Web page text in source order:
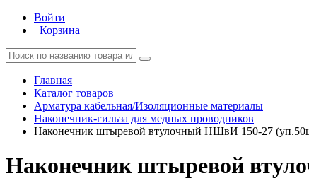
Войти
Корзина
Главная
Каталог товаров
Арматура кабельная/Изоляционные материалы
Наконечник-гильза для медных проводников
Наконечник штыревой втулочный НШвИ 150-27
Наконечник штыревой